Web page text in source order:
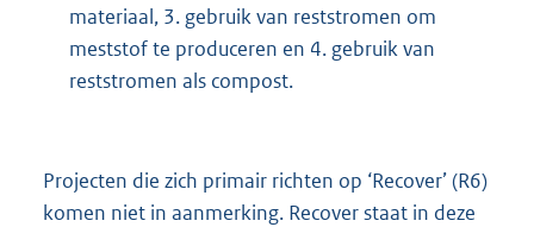
materiaal, 3. gebruik van reststromen om
meststof te produceren en 4. gebruik van
reststromen als compost.
Projecten die zich primair richten op ‘Recover’ (R6)
komen niet in aanmerking. Recover staat in deze